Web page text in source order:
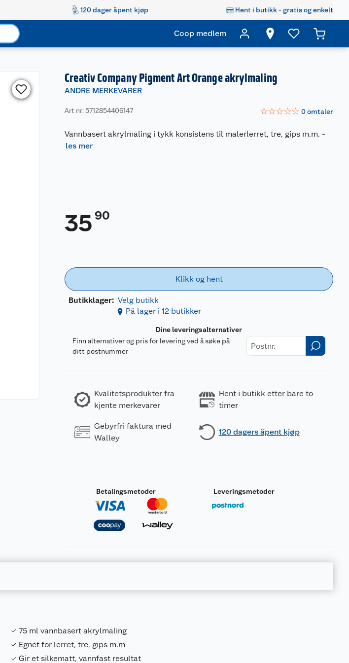
120 dager åpent kjøp Hent i butikk - gratis og enkelt
Coop medlem
Creativ Company Pigment Art Orange akrylmaling
ANDRE MERKEVARER
Art nr: 5712854406147 ☆☆☆☆☆ 0omtaler
Vannbasert akrylmaling i tykk konsistens til malerlerret, tre, gips m.m. -
les mer
35 90
Klikk og hent
Butikklager: Velg butikk
På lager i 12 butikker
Dine leveringsalternativer
Finn alternativer og pris for levering ved å søke på
ditt postnummer
Kvalitetsprodukter fra
kjente merkevarer
Hent i butikk etter bare to
timer
Gebyrfri faktura med
Walley
120 dagers åpent kjøp
Betalingsmetoder Leveringsmetoder
75 ml vannbasert akrylmaling
Egnet for lerret, tre, gips m.m
Gir et silkematt, vannfast resultat